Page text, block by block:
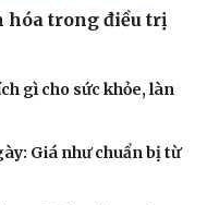
hóa trong điều trị
gì cho sức khỏe, làn
Giá như chuẩn bị từ